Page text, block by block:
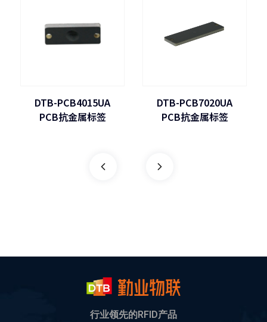
DTB-PCB4015UA
PCB抗金属标签
DTB-PCB7020UA
PCB抗金属标签
行业领先的RFID产品